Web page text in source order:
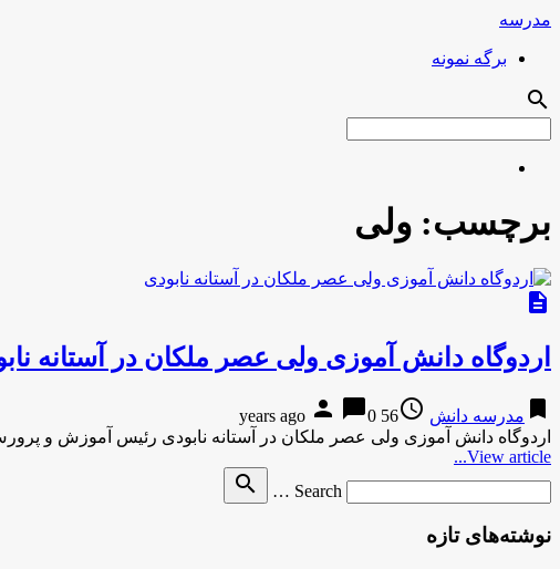
مدرسه
برگه نمونه
search
برچسب: ولی
description
اردوگاه دانش آموزی ولی عصر ملکان در آستانه
bookmark مدرسه دانش access_time
56 years ago
person chat_bubble0
اردوگاه دانش آموزی ولی عصر ملکان در آستانه نابودی رئیس آموزش و
View article...
Search …
search
نوشته‌های تازه